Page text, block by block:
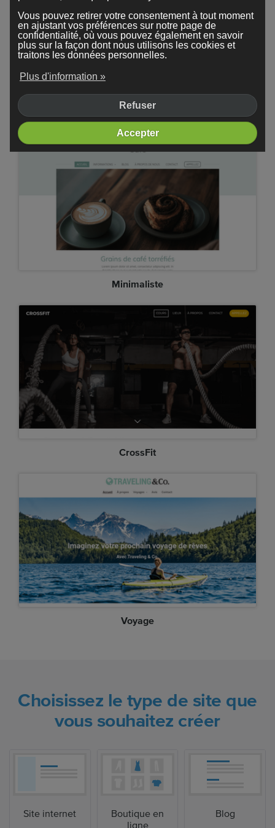
Treetops
Minimaliste
CrossFit
Voyage
Choisissez le type de site que
vous souhaitez créer
Site internet
Boutique en
ligne
Blog
Vous pouvez retirer votre consentement à tout moment
en ajustant vos préférences sur notre page de
confidentialité, où vous pouvez également en savoir
plus sur la façon dont nous utilisons les cookies et
traitons les données personnelles.
Plus d'information »
Refuser
Accepter